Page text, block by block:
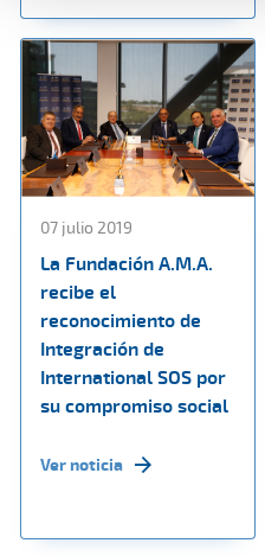
07 julio 2019
La Fundación A.M.A.
recibe el
reconocimiento de
Integración de
International SOS por
su compromiso social
Ver noticia